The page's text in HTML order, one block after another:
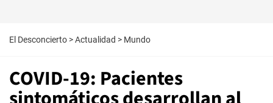
El Desconcierto >Actualidad > Mundo
COVID-19: Pacientes